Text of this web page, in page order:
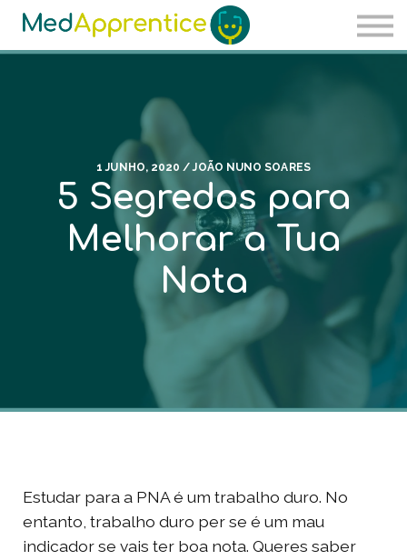
Carreira
Ser sócio
Entrar
Regista-te
1 JUNHO, 2020 / JOÃO NUNO SOARES
5 Segredos para
Melhorar a Tua
Nota
Estudar para a PNA é um trabalho duro. No
entanto, trabalho duro per se é um mau
indicador se vais ter boa nota. Queres saber